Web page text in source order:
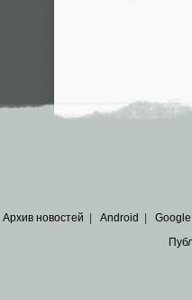
Архив новостей Android Google